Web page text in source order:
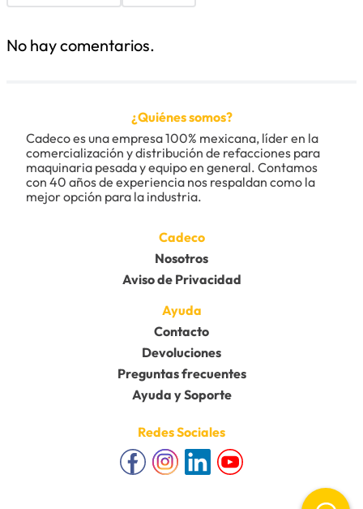
Título
Califica el producto de 1 a 5 estrellas
★★★★★
Tu nombre
Escribe un comentario
No hay comentarios.
¿Quiénes somos?
Cadeco es una empresa 100% mexicana, líder en la
comercialización y distribución de refacciones para
maquinaria pesada y equipo en general. Contamos
con 40 años de experiencia nos respaldan como la
mejor opción para la industria.
Cadeco
Nosotros
Aviso de Privacidad
Ayuda
Contacto
Devoluciones
Preguntas frecuentes
Ayuda y Soporte
Redes Sociales